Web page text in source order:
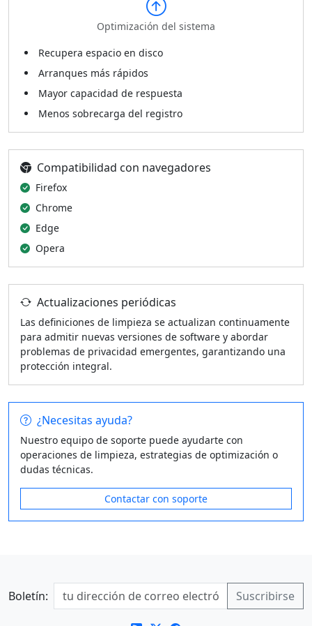
Optimización del sistema
Recupera espacio en disco
Arranques más rápidos
Mayor capacidad de respuesta
Menos sobrecarga del registro
Compatibilidad con navegadores
Firefox
Chrome
Edge
Opera
Actualizaciones periódicas
Las definiciones de limpieza se actualizan continuamente
para admitir nuevas versiones de software y abordar
problemas de privacidad emergentes, garantizando una
protección integral.
¿Necesitas ayuda?
Nuestro equipo de soporte puede ayudarte con
operaciones de limpieza, estrategias de optimización o
dudas técnicas.
Contactar con soporte
Boletín: